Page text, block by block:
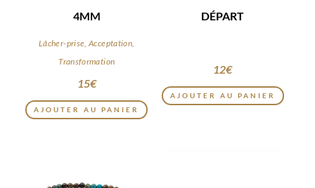
4MM
Lâcher-prise, Acceptation,
Transformation
15€
AJOUTER AU PANIER
DÉPART
12€
AJOUTER AU PANIER